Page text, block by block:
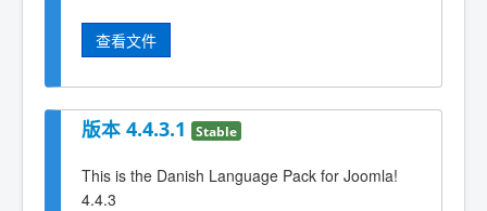
查看文件
版本 4.4.3.1 Stable
This is the Danish Language Pack for Joomla!
4.4.3